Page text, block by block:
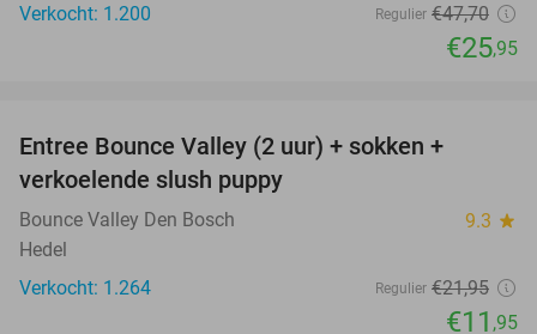
Verkocht: 1.200
Regulier €47,70
€25,95
Entree Bounce Valley (2 uur) + sokken +
verkoelende slush puppy
Bounce Valley Den Bosch 9.3 star
Hedel
Verkocht: 1.264
Regulier €21,95
€11 ,95